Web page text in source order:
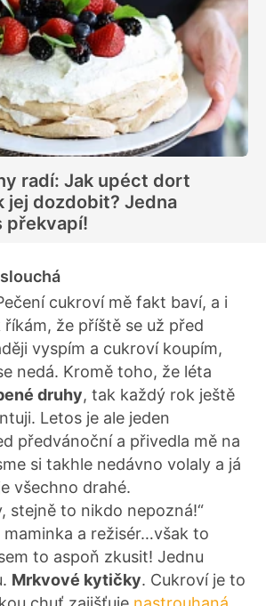
radí: Jak upéct dort
jej dozdobit? Jedna
překvapí!
cukroví mě fakt baví, a i
že příště se už před
vyspím a cukroví koupím,
nedá. Kromě toho, že léta
druhy, tak každý rok ještě
Letos je ale jeden
předvánoční a přivedla mě na
si takhle nedávno volaly a já
všechno drahé.
stejně to nikdo nepozná!“
maminka a režisér…však to
to aspoň zkusit! Jednu
Mrkvové kytičky. Cukroví je to